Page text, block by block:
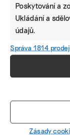
Poskytování a
Ukládání a
údajů.
Správa 1814
Zásady
mutualus
udržitelnosti
Více na